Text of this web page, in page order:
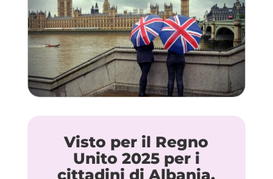
Visto per il Regno
Unito 2025 per i
cittadini di Albania,